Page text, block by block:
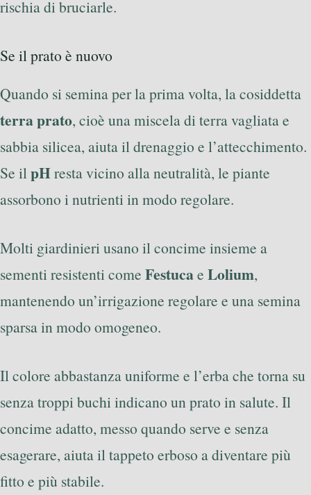
rischia di bruciarle.
Se il prato è nuovo
Quando si semina per la prima volta, la cosiddetta
terra prato, cioè una miscela di terra vagliata e
sabbia silicea, aiuta il drenaggio e l’attecchimento.
Se il pHresta vicino alla neutralità, le piante
assorbono i nutrienti in modo regolare.
Molti giardinieri usano il concime insieme a
sementi resistenti come Festucae Lolium,
mantenendo un’irrigazione regolare e una semina
sparsa in modo omogeneo.
Il colore abbastanza uniforme e l’erba che torna su
senza troppi buchi indicano un prato in salute. Il
concime adatto, messo quando serve e senza
esagerare, aiuta il tappeto erboso a diventare più
fitto e più stabile.